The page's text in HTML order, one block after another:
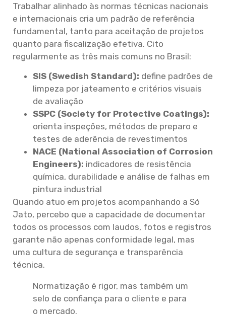
Trabalhar alinhado às normas técnicas nacionais
e internacionais cria um padrão de referência
fundamental, tanto para aceitação de projetos
quanto para fiscalização efetiva. Cito
regularmente as três mais comuns no Brasil:
SIS (Swedish Standard): define padrões de
limpeza por jateamento e critérios visuais
de avaliação
SSPC (Society for Protective Coatings):
orienta inspeções, métodos de preparo e
testes de aderência de revestimentos
NACE (National Association of Corrosion
Engineers): indicadores de resistência
química, durabilidade e análise de falhas em
pintura industrial
Quando atuo em projetos acompanhando a Só
Jato, percebo que a capacidade de documentar
todos os processos com laudos, fotos e registros
garante não apenas conformidade legal, mas
uma cultura de segurança e transparência
técnica.
Normatização é rigor, mas também um
selo de confiança para o cliente e para
o mercado.